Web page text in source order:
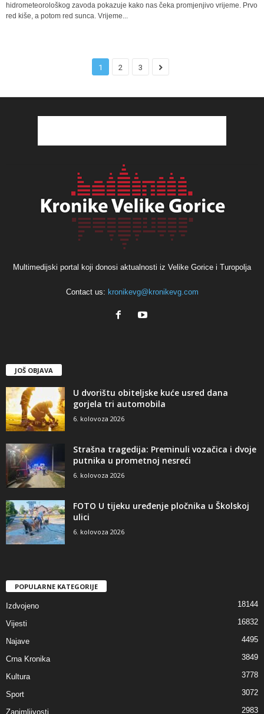
hidrometeorološkog zavoda pokazuje kako nas čeka promjenjivo vrijeme. Prvo
red kiše, a potom red sunca. Vrijeme...
1 2 3
Multimedijski portal koji donosi aktualnosti iz Velike Gorice i Turopolja
Contact us: kronikevg@kronikevg.com
JOŠ OBJAVA
U dvorištu obiteljske kuće usred dana
gorjela tri automobila
6. kolovoza 2026
Strašna tragedija: Preminuli vozačica i dvoje
putnika u prometnoj nesreći
6. kolovoza 2026
FOTO U tijeku uređenje pločnika u Školskoj
ulici
6. kolovoza 2026
POPULARNE KATEGORIJE
Izdvojeno 18144
Vijesti 16832
Najave 4495
Crna Kronika 3849
Kultura 3778
Sport 3072
Zanimljivosti 2983